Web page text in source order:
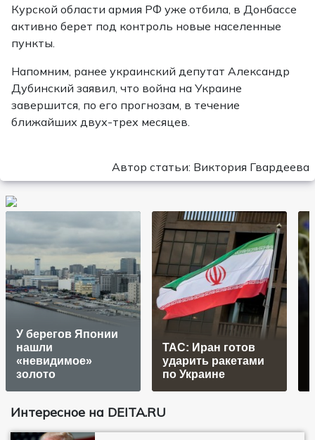
Курской области армия РФ уже отбила, в Донбассе
активно берет под контроль новые населенные
пункты.
Напомним, ранее украинский депутат Александр
Дубинский заявил, что война на Украине
завершится, по его прогнозам, в течение
ближайших двух-трех месяцев.
Автор статьи: Виктория Гвардеева
У берегов Японии
нашли
«невидимое»
золото
ТАС: Иран готов
ударить ракетами
по Украине
Интересное на DEITA.RU